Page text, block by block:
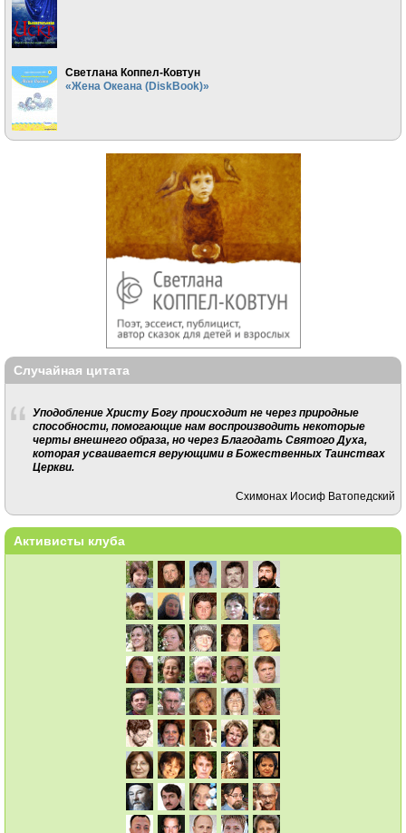
Светлана Коппел-Ковтун
«Жена Океана (DiskBook)»
Случайная цитата
Уподобление Христу Бо­гу происходит не через при­родные
способности, помо­гающие нам воспроизводить некоторые
черты внешнего образа, но через Благодать Святого Духа,
которая усваи­вается верующими в Божест­венных Таинствах
Церкви.
Схимонах Иосиф Ватопедский
Активисты клуба